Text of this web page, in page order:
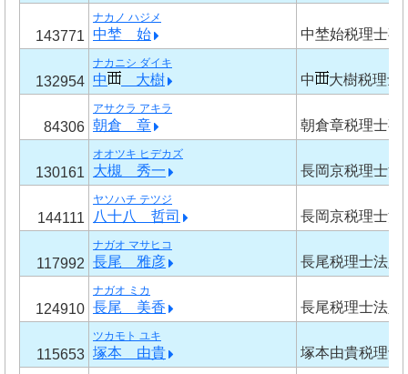
143771
ナカノ ハジメ
中埜 始 中埜始税理士事
132954
ナカニシ ダイキ
中 大樹 中 大樹税理士
84306
アサクラ アキラ
朝倉 章 朝倉章税理士事
130161
オオツキ ヒデカズ
大槻 秀一 長岡京税理士法
144111
ヤソハチ テツジ
八十八 哲司 長岡京税理士法
117992
ナガオ マサヒコ
長尾 雅彦 長尾税理士法人
124910
ナガオ ミカ
長尾 美香 長尾税理士法人
115653
ツカモト ユキ
塚本 由貴 塚本由貴税理士